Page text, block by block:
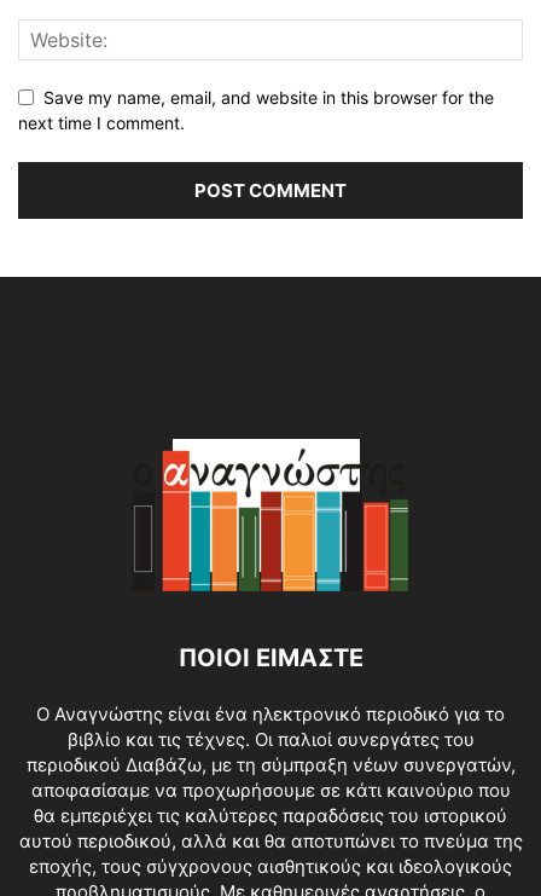
Save my name, email, and website in this browser for the
next time I comment.
ΠΟΙΟΙ ΕΙΜΑΣΤΕ
O Αναγνώστης είναι ένα ηλεκτρονικό περιοδικό για το
βιβλίο και τις τέχνες. Οι παλιοί συνεργάτες του
περιοδικού Διαβάζω, με τη σύμπραξη νέων συνεργατών,
αποφασίσαμε να προχωρήσουμε σε κάτι καινούριο που
θα εμπεριέχει τις καλύτερες παραδόσεις του ιστορικού
αυτού περιοδικού, αλλά και θα αποτυπώνει το πνεύμα της
εποχής, τους σύγχρονους αισθητικούς και ιδεολογικούς